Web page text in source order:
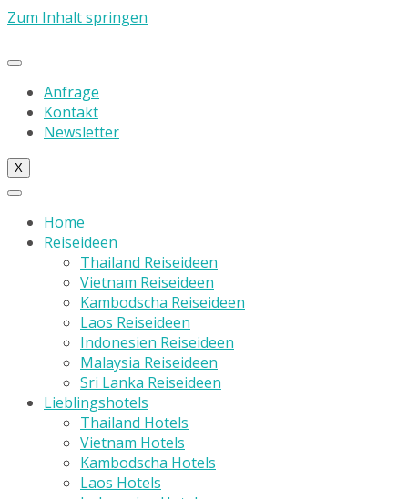
Zum Inhalt springen
Anfrage
Kontakt
Newsletter
X
Home
Reiseideen
Thailand Reiseideen
Vietnam Reiseideen
Kambodscha Reiseideen
Laos Reiseideen
Indonesien Reiseideen
Malaysia Reiseideen
Sri Lanka Reiseideen
Lieblingshotels
Thailand Hotels
Vietnam Hotels
Kambodscha Hotels
Laos Hotels